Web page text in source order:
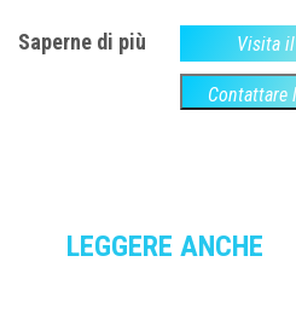
Saperne di più Visita
Contattare
LEGGERE ANCHE